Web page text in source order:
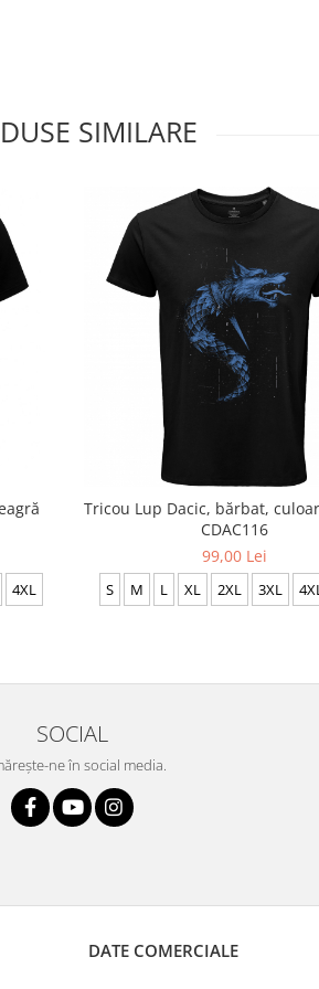
SIMILARE
4XL
Tricou Lup Dacic, bărbat,
CDAC116
99,00 Lei
S M L XL 2XL 3XL
SOCIAL
ne în social media.
DATE COMERCIALE